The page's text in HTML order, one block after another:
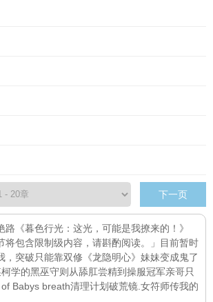
下一页
路 《暮色行光：这光，可能是我撩来的！》
将包含限制级内容，请斟酌阅读。」目前暂时
，突破只能靠双修 《龙隐明心》 妹妹变成鬼了
学的黑巫守则 从舔肛尝精到操服冠军亲哥只
Babys breath清理计划破荒镜.女符师传我的